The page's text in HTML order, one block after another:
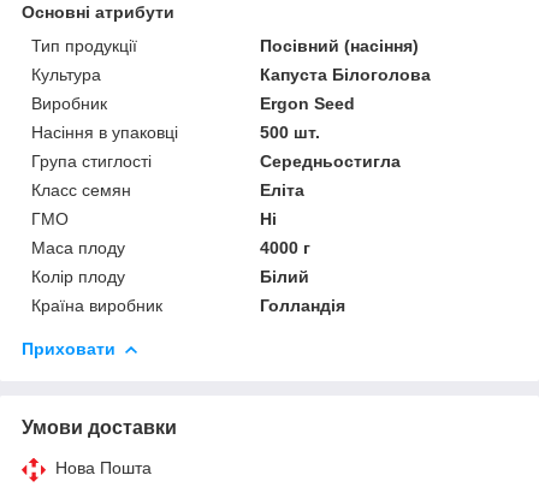
Основні атрибути
Тип продукції
Посівний (насіння)
Культура
Капуста Білоголова
Виробник
Ergon Seed
Насіння в упаковці
500 шт.
Група стиглості
Середньостигла
Класс семян
Еліта
ГМО
Ні
Маса плоду
4000 г
Колір плоду
Білий
Країна виробник
Голландія
Приховати
Умови доставки
Нова Пошта